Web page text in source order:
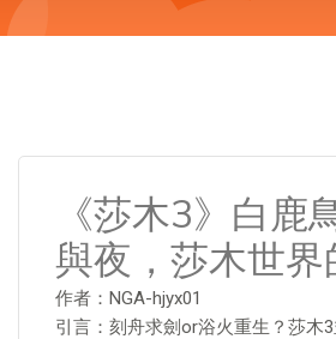
《莎木3》白鹿
與夜，莎木世界
作者：NGA-hjyx01
引言：刻舟求劍or浴火重生？莎木